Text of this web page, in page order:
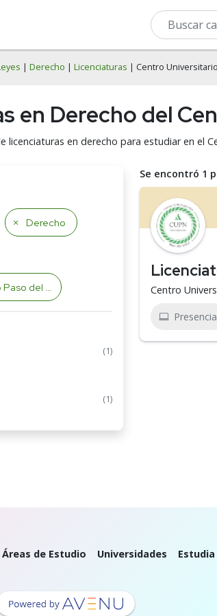
| Derecho | Licenciaturas | Centro
en Derecho del
licenciaturas en derecho para estudiar en el
Derecho
del Norte
(1)
(1)
Se encontró 1
Centro
Áreas de Estudio Universidades Estudia